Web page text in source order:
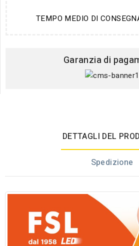
TEMPO MEDIO DI
Garanzia di
DETTAGLI DEL
Spedizione